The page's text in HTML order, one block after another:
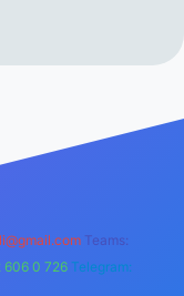
Teams:
606 0 726 Telegram: